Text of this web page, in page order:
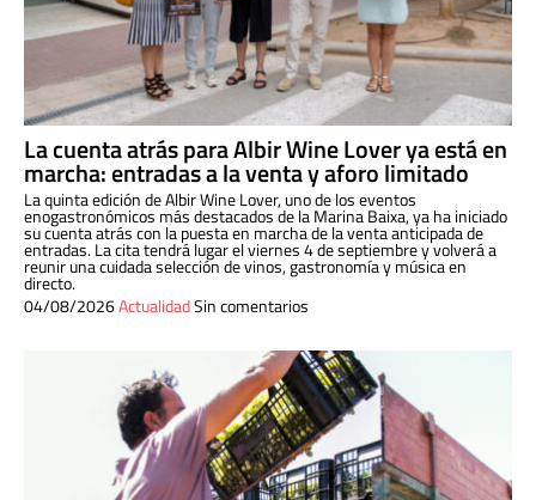
La cuenta atrás para Albir Wine Lover ya está en
marcha: entradas a la venta y aforo limitado
La quinta edición de Albir Wine Lover, uno de los eventos
enogastronómicos más destacados de la Marina Baixa, ya ha iniciado
su cuenta atrás con la puesta en marcha de la venta anticipada de
entradas. La cita tendrá lugar el viernes 4 de septiembre y volverá a
reunir una cuidada selección de vinos, gastronomía y música en
directo.
04/08/2026ActualidadSin comentarios